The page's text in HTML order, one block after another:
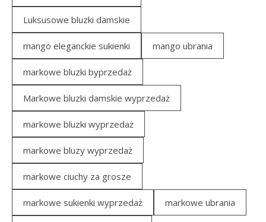
Luksusowe bluzki damskie
mango eleganckie sukienki mango ubrania
markowe bluzki byprzedaż
Markowe bluzki damskie wyprzedaż
markowe bluzki wyprzedaż
markowe bluzy wyprzedaż
markowe ciuchy za grosze
markowe sukienki wyprzedaż markowe ubrania